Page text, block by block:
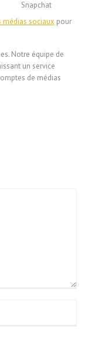
médias sociaux pour
Notre équipe de
un service
de médias